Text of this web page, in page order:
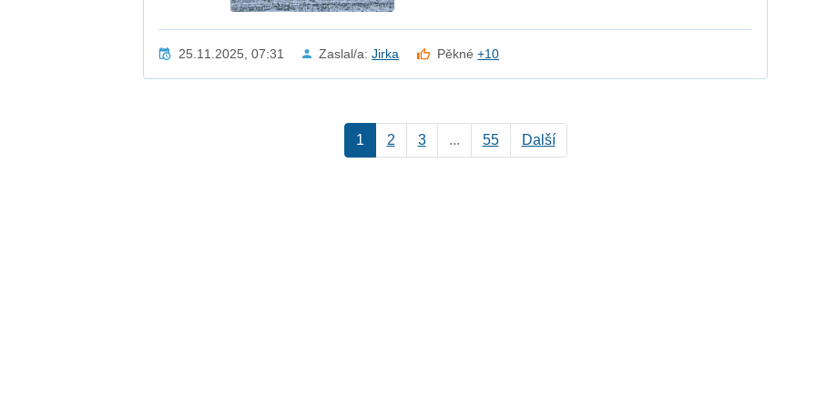
25.11.2025, 07:31 Zaslal/a:Jirka Pěkné+10
1 2 3 ... 55 Další